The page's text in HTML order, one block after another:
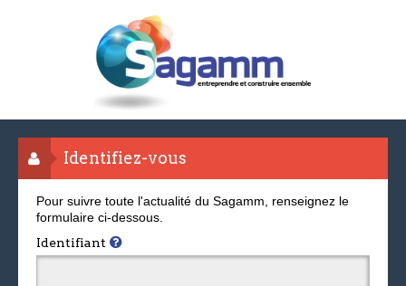
Identifiez-vous
Pour suivre toute l'actualité du Sagamm, renseignez le
formulaire ci-dessous.
Identifiant